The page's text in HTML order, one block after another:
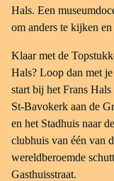
Hals. Een
om anders te kijken en
Klaar met de
Hals? Loop dan met
start bij het Frans
St-Bavokerk aan de
en het Stadhuis naar
clubhuis van één van
wereldberoemde
Gasthuisstraat.